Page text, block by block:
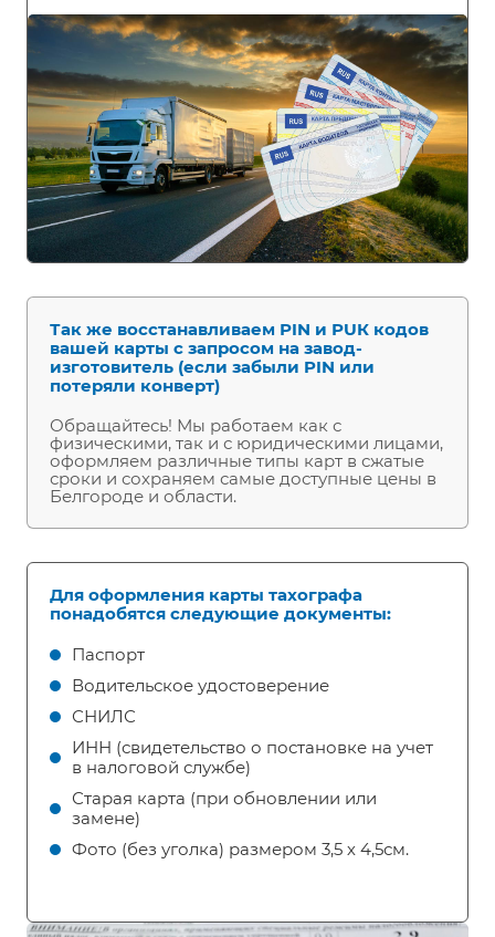
Так же восстанавливаем РIN и РUК кодов
вашей карты с запросом на завод-
изготовитель (если забыли PIN или
потеряли конверт)
Обращайтесь! Мы работаем как с
физическими, так и с юридическими лицами,
оформляем различные типы карт в сжатые
сроки и сохраняем самые доступные цены в
Белгороде и области.
Для оформления карты тахографа
понадобятся следующие документы:
Паспорт
Водительское удостоверение
СНИЛС
ИНН (свидетельство о постановке на учет
в налоговой службе)
Старая карта (при обновлении или
замене)
Фото (без уголка) размером 3,5 х 4,5см.